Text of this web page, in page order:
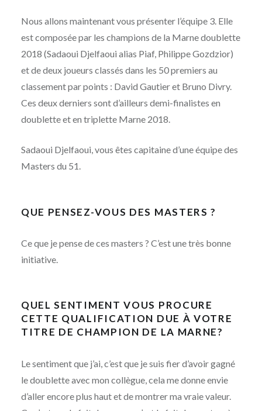
Nous allons maintenant vous présenter l’équipe 3. Elle
est composée par les champions de la Marne doublette
2018 (Sadaoui Djelfaoui alias Piaf, Philippe Gozdzior)
et de deux joueurs classés dans les 50 premiers au
classement par points : David Gautier et Bruno Divry.
Ces deux derniers sont d’ailleurs demi-finalistes en
doublette et en triplette Marne 2018.
Sadaoui Djelfaoui, vous êtes capitaine d’une équipe des
Masters du 51.
QUE PENSEZ-VOUS DES MASTERS ?
Ce que je pense de ces masters ? C’est une très bonne
initiative.
QUEL SENTIMENT VOUS PROCURE
CETTE QUALIFICATION DUE À VOTRE
TITRE DE CHAMPION DE LA MARNE?
Le sentiment que j’ai, c’est que je suis fier d’avoir gagné
le doublette avec mon collègue, cela me donne envie
d’aller encore plus haut et de montrer ma vraie valeur.